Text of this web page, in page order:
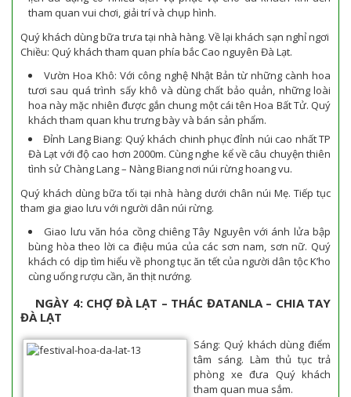
tham quan vui chơi, giải trí và chụp hình.
Quý khách dùng bữa trưa tại nhà hàng. Về lại khách sạn nghỉ ngơi
Chiều: Quý khách tham quan phía bắc Cao nguyên Đà Lạt.
Vườn Hoa Khô: Với công nghệ Nhật Bản từ những cành hoa
tươi sau quá trình sấy khô và dùng chất bảo quản, những loài
hoa này mặc nhiên được gắn chung một cái tên Hoa Bất Tử. Quý
khách tham quan khu trưng bày và bán sản phẩm.
Đỉnh Lang Biang: Quý khách chinh phục đỉnh núi cao nhất TP
Đà Lạt với độ cao hơn 2000m. Cùng nghe kể về câu chuyện thiên
tình sử Chàng Lang – Nàng Biang nơi núi rừng hoang vu.
Quý khách dùng bữa tối tại nhà hàng dưới chân núi Mẹ. Tiếp tục
tham gia giao lưu với người dân núi rừng.
Giao lưu văn hóa cồng chiêng Tây Nguyên với ánh lửa bập
bùng hòa theo lời ca điệu múa của các sơn nam, sơn nữ. Quý
khách có dịp tìm hiểu về phong tục ăn tết của người dân tộc K’ho
cùng uống rượu cần, ăn thịt nướng.
NGÀY 4: CHỢ ĐÀ LẠT – THÁC ĐATANLA – CHIA TAY
ĐÀ LẠT
Sáng: Quý khách dùng điểm
tâm sáng. Làm thủ tục trả
phòng xe đưa Quý khách
tham quan mua sắm.